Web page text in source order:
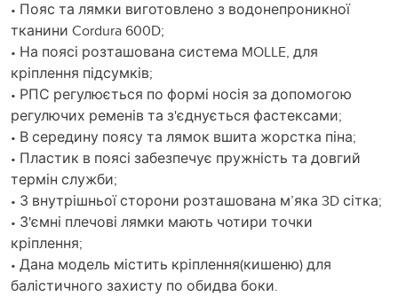
• Пояс та лямки виготовлено з водонепроникної
тканини Cordura 600D;
• На поясі розташована система MOLLE, для
кріплення підсумків;
• РПС регулюється по формі носія за допомогою
регулючих ременів та з'єднується фастексами;
• В середину поясу та лямок вшита жорстка піна;
• Пластик в поясі забезпечує пружність та довгий
термін служби;
• З внутрішньої сторони розташована м’яка 3D сітка;
• З'ємні плечові лямки мають чотири точки
кріплення;
• Дана модель містить кріплення(кишеню) для
балістичного захисту по обидва боки.